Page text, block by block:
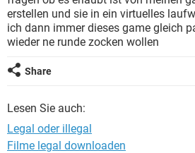
FACEBOOK
erstellen und sie in ein virtuelles
ich dann immer dieses game gleich
wieder ne runde zocken wollen
Share
Lesen Sie auch:
Legal oder illegal
Filme legal downloaden